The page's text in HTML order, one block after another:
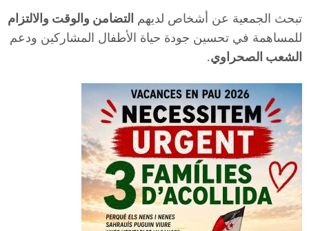
تبحث الجمعية عن أشخاص لديهم التضامن والوقت والالتزام
للمساهمة في تحسين جودة حياة الأطفال المشاركين ودعم
الشعب الصحراوي.